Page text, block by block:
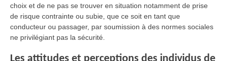
choix et de ne pas se trouver en situation notamment de prise
de risque contrainte ou subie, que ce soit en tant que
conducteur ou passager, par soumission à des normes sociales
ne privilégiant pas la sécurité.
Les attitudes et perceptions des individus de